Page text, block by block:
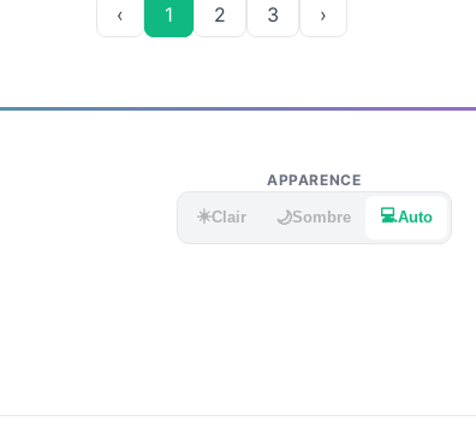
‹ 1 2 3 ›
APPARENCE
☀️Clair 🌙Sombre 💻Auto